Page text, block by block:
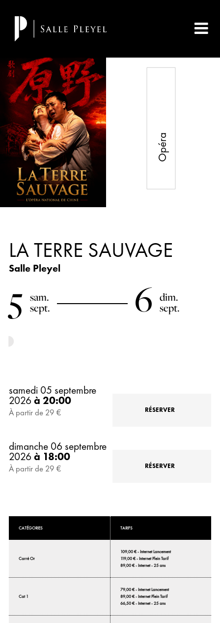
Opéra
LA TERRE SAUVAGE
Salle Pleyel
5 sam.
sept. 6dim.
sept.
samedi 05 septembre
2026 à 20:00
À partir de 29 € RÉSERVER
dimanche 06 septembre
2026 à 18:00
À partir de 29 € RÉSERVER
CATÉGORIES TARIFS
Carré Or
109,00 € - Internet Lancement
119,00 € - Internet Plein Tarif
89,00 € - Internet - 25 ans
Cat 1
79,00 € - Internet Lancement
89,00 € - Internet Plein Tarif
66,50 € - Internet - 25 ans